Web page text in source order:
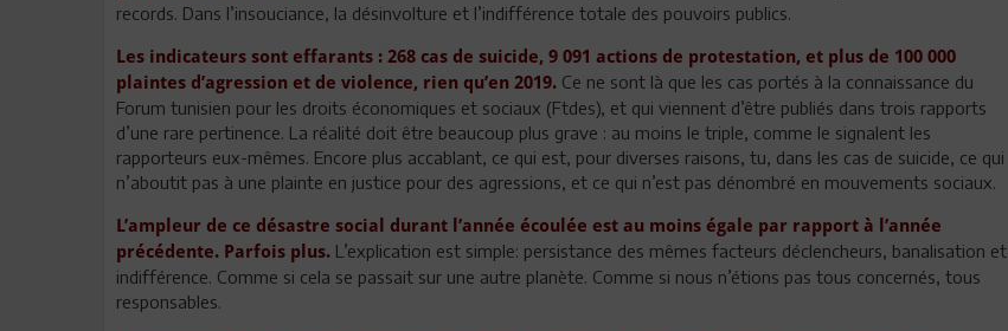
records. Dans l’insouciance, la désinvolture et l’indifférence totale des pouvoirs publics.
Les indicateurs sont effarants : 268 cas de suicide, 9 091 actions de protestation, et plus de 100 000
plaintes d’agression et de violence, rien qu’en 2019. Ce ne sont là que les cas portés à la connaissance du
Forum tunisien pour les droits économiques et sociaux (Ftdes), et qui viennent d’être publiés dans trois rapports
d’une rare pertinence. La réalité doit être beaucoup plus grave : au moins le triple, comme le signalent les
rapporteurs eux-mêmes. Encore plus accablant, ce qui est, pour diverses raisons, tu, dans les cas de suicide, ce qui
n’aboutit pas à une plainte en justice pour des agressions, et ce qui n’est pas dénombré en mouvements sociaux.
L’ampleur de ce désastre social durant l’année écoulée est au moins égale par rapport à l’année
précédente. Parfois plus. L’explication est simple: persistance des mêmes facteurs déclencheurs, banalisation et
indifférence. Comme si cela se passait sur une autre planète. Comme si nous n’étions pas tous concernés, tous
responsables.